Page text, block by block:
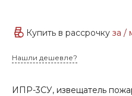
Купить в рассрочку за /
Нашли дешевле?
ИПР-3СУ, извещатель